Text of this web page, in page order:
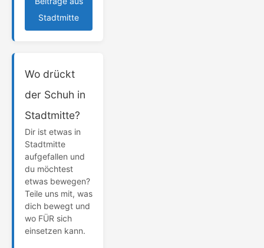
Stadtmitte
Wo drückt
der Schuh in
Stadtmitte?
Dir ist etwas in
Stadtmitte
aufgefallen und
du möchtest
etwas bewegen?
Teile uns mit, was
dich bewegt und
wo FÜR sich
einsetzen kann.